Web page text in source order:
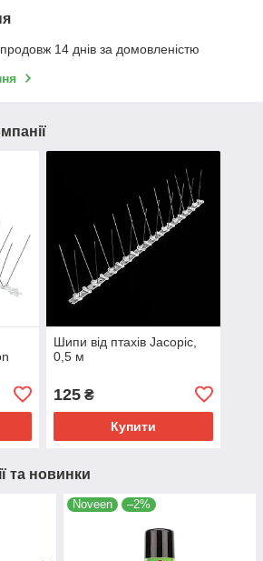
14 днів за домовленістю
Шипи від птахів Jacopic,
0,5 м
125₴
Купити
та новинки
Noveen –2%